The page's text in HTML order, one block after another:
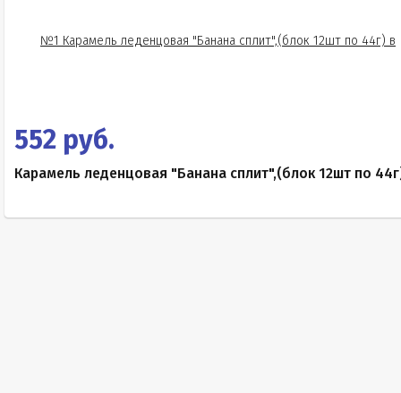
552 руб.
Карамель леденцовая "Банана сплит",(блок 12шт по